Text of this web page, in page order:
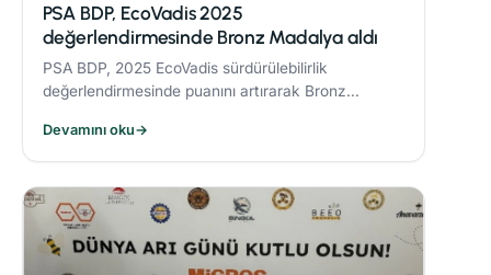
PSA BDP, EcoVadis 2025
değerlendirmesinde Bronz Madalya aldı
PSA BDP, 2025 EcoVadis sürdürülebilirlik
değerlendirmesinde puanını artırarak Bronz
seviyesine yükseldi ve karbon yönetiminde
‘Leader’ kategorisine yerleşti.
Devamını oku→